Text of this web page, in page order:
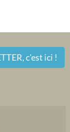
c'est ici !